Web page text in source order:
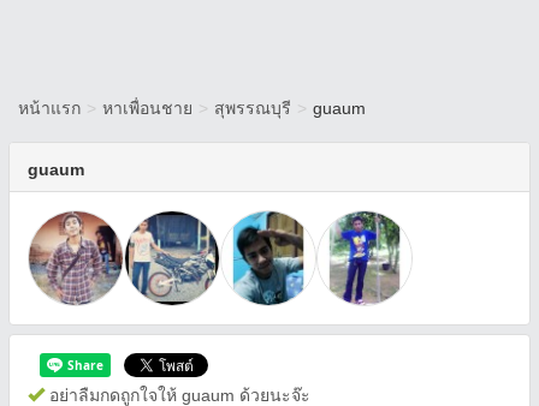
หน้าแรก > หาเพื่อนชาย > สุพรรณบุรี > guaum
guaum
อย่าลืมกดถูกใจให้ guaum ด้วยนะจ๊ะ